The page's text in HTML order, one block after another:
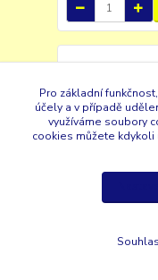
Pro základní
účely a v případě
využíváme soubory
cookies můžete kdykoli